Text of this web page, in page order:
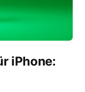
iPhone: